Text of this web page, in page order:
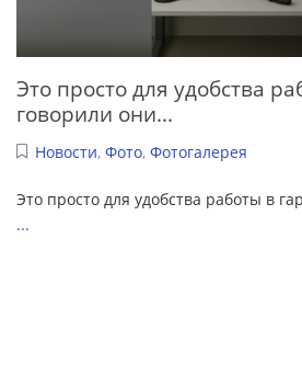
Это просто для удобства
говорили они...
Новости, Фото, Фотогалерея
Это просто для удобства работы в
...